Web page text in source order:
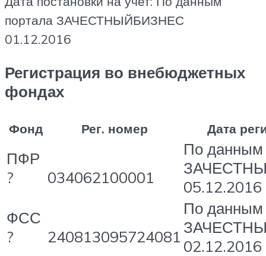
портала ЗАЧЕСТНЫЙБИЗНЕС
01.12.2016
Регистрация во внебюджетных
фондах
Фонд Рег. номер Дата
ПФР
?
034062100001
По данным
05.12.2016
ФСС
?
240813095724081
По данным
02.12.2016